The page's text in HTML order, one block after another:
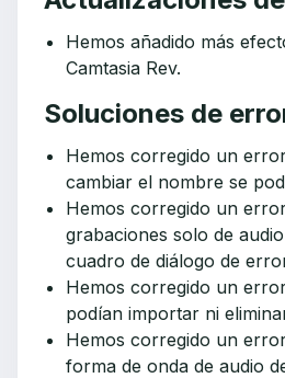
Hemos añadido más
Camtasia Rev.
Soluciones de
Hemos corregido un
cambiar el nombre se
Hemos corregido un
grabaciones solo de
cuadro de diálogo de
Hemos corregido un
podían importar ni
Hemos corregido un
forma de onda de audio